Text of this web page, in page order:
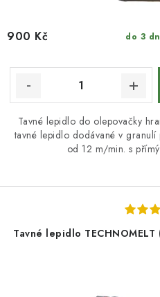
do 3
900 Kč
Tavné lepidlo do olepovačky
tavné lepidlo dodávané v granulí
od 12 m/min. s
Tavné lepidlo TECHNOMELT